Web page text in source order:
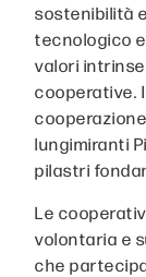
sostenibilità
tecnologico
valori
cooperative.
lungimiranti
pilastri
Le
volontaria e
che